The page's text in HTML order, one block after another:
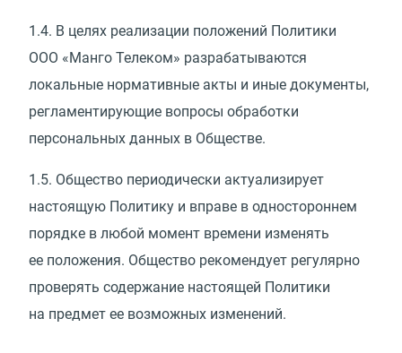
1.4. В целях реализации положений Политики
ООО «Манго Телеком» разрабатываются
локальные нормативные акты и иные документы,
регламентирующие вопросы обработки
персональных данных в Обществе.
1.5. Общество периодически актуализирует
настоящую Политику и вправе в одностороннем
порядке в любой момент времени изменять
ее положения. Общество рекомендует регулярно
проверять содержание настоящей Политики
на предмет ее возможных изменений.